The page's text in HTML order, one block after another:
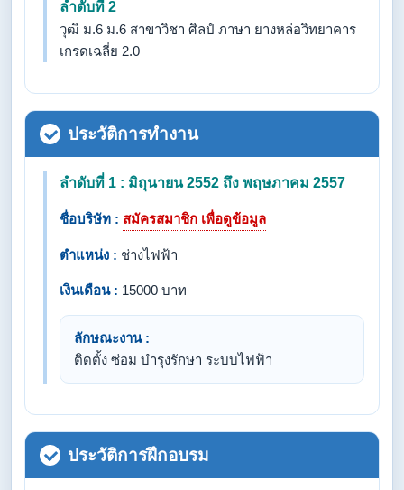
ลำดับที่ 2
วุฒิ ม.6 ม.6 สาขาวิชา ศิลป์ ภาษา ยางหล่อวิทยาคาร
เกรดเฉลี่ย 2.0
ประวัติการทำงาน
ลำดับที่ 1 : มิถุนายน 2552 ถึง พฤษภาคม 2557
ชื่อบริษัท : สมัครสมาชิก เพื่อดูข้อมูล
ตำแหน่ง : ช่างไฟฟ้า
เงินเดือน : 15000 บาท
ลักษณะงาน :
ติดตั้ง ซ่อม บำรุงรักษา ระบบไฟฟ้า
ประวัติการฝึกอบรม